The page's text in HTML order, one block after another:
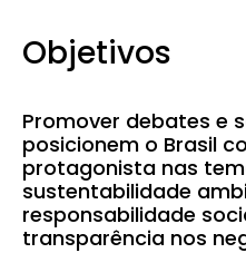
Objetivos
Promover debates e
posicionem o Brasil
protagonista nas
sustentabilidade
responsabilidade
transparência nos